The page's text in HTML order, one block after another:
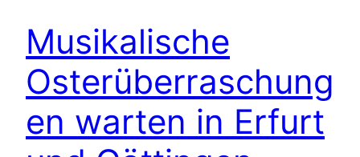
Musikalische
Osterüberraschung
en warten in Erfurt